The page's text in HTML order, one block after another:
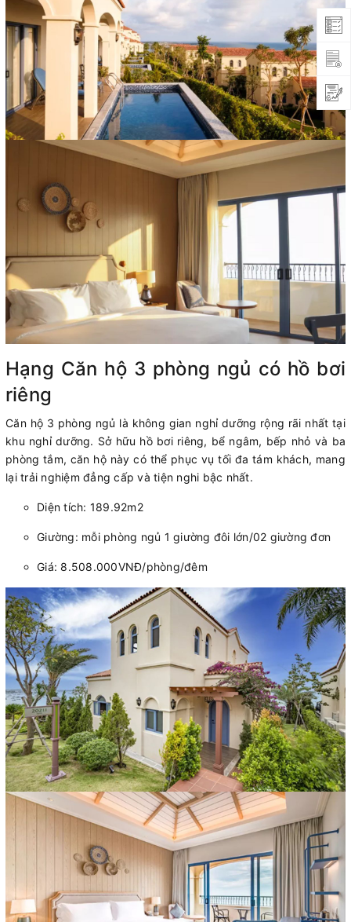
Hạng Căn hộ 3 phòng ngủ có hồ bơi
riêng
Căn hộ 3 phòng ngủ là không gian nghỉ dưỡng rộng rãi nhất tại
khu nghỉ dưỡng. Sở hữu hồ bơi riêng, bể ngâm, bếp nhỏ và ba
phòng tắm, căn hộ này có thể phục vụ tối đa tám khách, mang
lại trải nghiệm đẳng cấp và tiện nghi bậc nhất.
Diện tích: 189.92m2
Giường: mỗi phòng ngủ 1 giường đôi lớn/02 giường đơn
Giá: 8.508.000VNĐ/phòng/đêm